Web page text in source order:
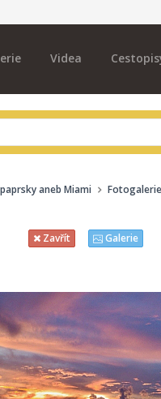
Videa
aneb Miami Fotogalerie
Zavřít Galerie